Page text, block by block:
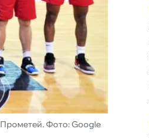
Прометей. Фото: Google